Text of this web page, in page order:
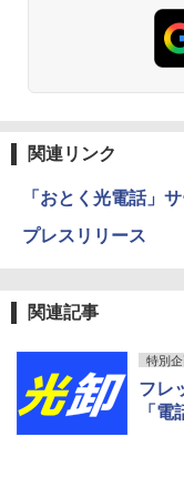
関連リンク
「おとく光電話」
プレスリリース
関連記事
特別
フレ
「